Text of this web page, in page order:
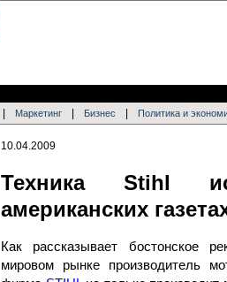
Маркетинг Бизнес Политика и
10.04.2009
Техника Stihl
американских
Как рассказывает бостонское
мировом рынке производитель